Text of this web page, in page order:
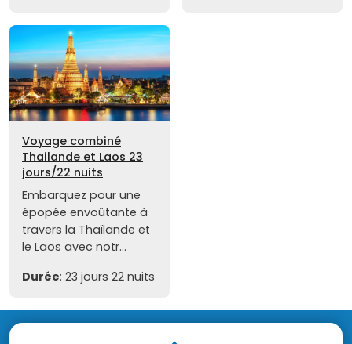
Voyage combiné
Thailande et Laos 23
jours/22 nuits
Embarquez pour une
épopée envoûtante à
travers la Thaïlande et
le Laos avec notr...
Durée: 23 jours 22 nuits